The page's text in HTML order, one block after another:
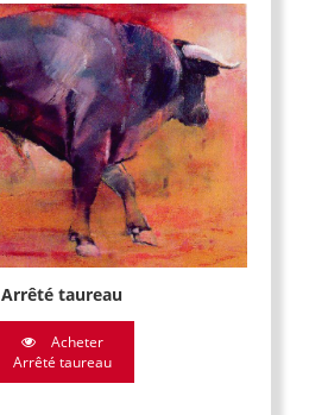
Arrêté taureau
Acheter
Arrêté taureau